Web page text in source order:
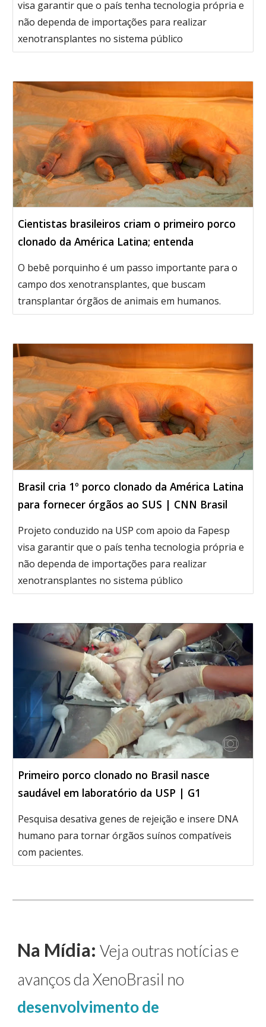
visa garantir que o país tenha tecnologia própria e
não dependa de importações para realizar
xenotransplantes no sistema público
Cientistas brasileiros criam o primeiro porco
clonado da América Latina; entenda
O bebê porquinho é um passo importante para o
campo dos xenotransplantes, que buscam
transplantar órgãos de animais em humanos.
Brasil cria 1º porco clonado da América Latina
para fornecer órgãos ao SUS | CNN Brasil
Projeto conduzido na USP com apoio da Fapesp
visa garantir que o país tenha tecnologia própria e
não dependa de importações para realizar
xenotransplantes no sistema público
Primeiro porco clonado no Brasil nasce
saudável em laboratório da USP | G1
Pesquisa desativa genes de rejeição e insere DNA
humano para tornar órgãos suínos compatíveis
com pacientes.
Na Mídia: Veja outras notícias e
avanços da XenoBrasil no
desenvolvimento de